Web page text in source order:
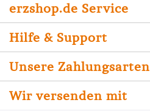
erzshop.de Service
Hilfe & Support
Unsere Zahlungsarten
Wir versenden mit